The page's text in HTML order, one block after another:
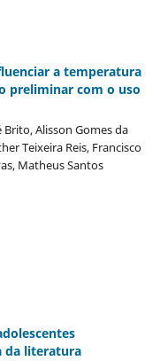
a temperatura
preliminar com o uso
Alisson Gomes da
Teixeira Reis, Francisco
Matheus Santos
da literatura